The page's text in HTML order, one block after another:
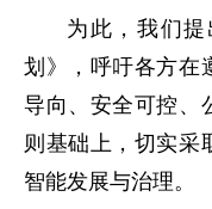
为此，我们
划》，呼吁各方在
导向、安全可控、
则基础上，切实采
智能发展与治理。